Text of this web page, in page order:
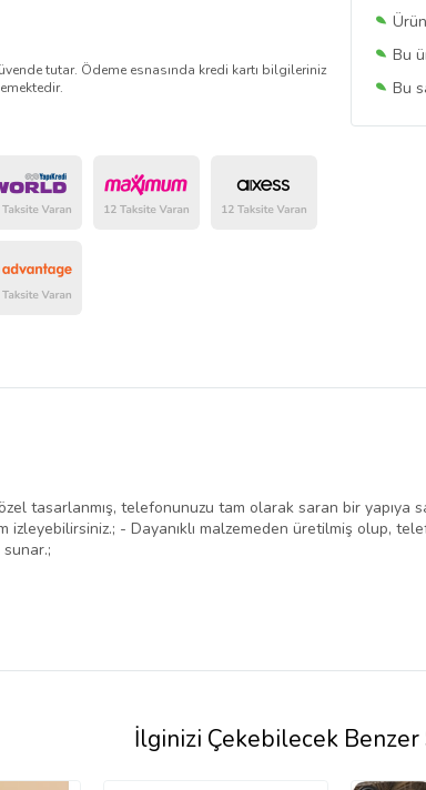
Bu
Bu
Bu
tutar. Ödeme esnasında kredi kartı bilgileriniz
tasarlanmış, telefonunuzu tam olarak saran bir
- Dayanıklı malzemeden üretilmiş olup,
sunar.;
İlginizi Çekebilecek